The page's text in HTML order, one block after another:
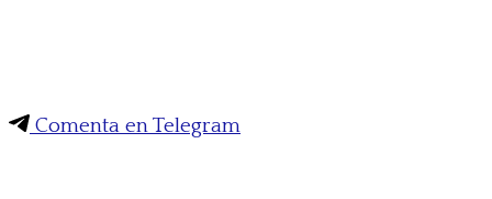
Comenta en Telegram